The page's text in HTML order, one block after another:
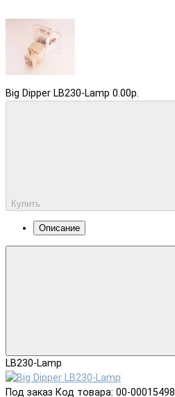
Big Dipper LB230-Lamp 0.00р.
Купить
Описание
LB230-Lamp
Под заказ Код товара: 00-00015498